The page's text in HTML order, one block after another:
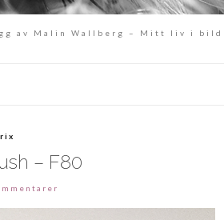
av Malin Wallberg – Mitt liv i
– F80